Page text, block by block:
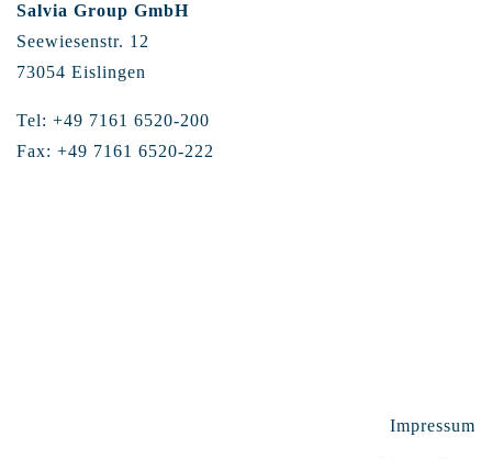
Salvia Group GmbH
Seewiesenstr. 12
73054 Eislingen
Tel: +49 7161 6520-200
Fax: +49 7161 6520-222
Impressum